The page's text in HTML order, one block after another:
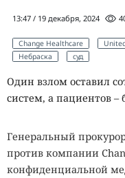
13:47 / 19 декабря, 2024
Change Healthcare
Небраска
суд
Один взлом оставил
систем, а пациентов
Генеральный
против компании
конфиденциальной